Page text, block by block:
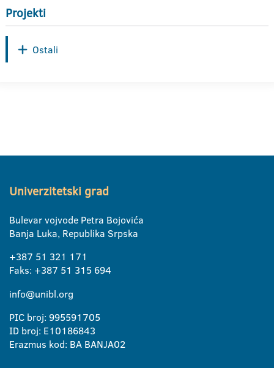
Projekti
Ostali
Univerzitetski grad
Bulevar vojvode Petra Bojovića
Banja Luka, Republika Srpska
+387 51 321 171
Faks: +387 51 315 694
info@unibl.org
PIC broj: 995591705
ID broj: E10186843
Erazmus kod: BA BANJA02